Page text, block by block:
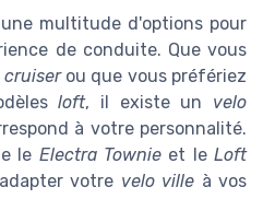
multitude d'options pour
de conduite. Que vous
cruiserou que vous préfériez
loft, il existe un velo
à votre personnalité.
le Electra Townie et leLoft
votre velo ville à vos